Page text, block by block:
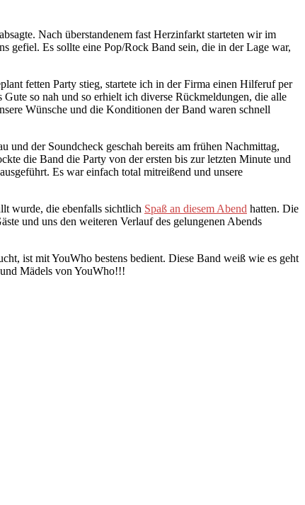
Nach überstandenem fast Herzinfarkt starteten wir im
gefiel. Es sollte eine Pop/Rock Band sein, die in der Lage war,
fetten Party stieg, startete ich in der Firma einen Hilferuf per
so nah und so erhielt ich diverse Rückmeldungen, die alle
Wünsche und die Konditionen der Band waren schnell
und der Soundcheck geschah bereits am frühen Nachmittag,
die Band die Party von der ersten bis zur letzten Minute und
Es war einfach total mitreißend und unsere
wurde, die ebenfalls sichtlich Spaß an diesem Abend hatten. Die
und uns den weiteren Verlauf des gelungenen Abends
ist mit YouWho bestens bedient. Diese Band weiß wie es geht
Mädels von YouWho!!!